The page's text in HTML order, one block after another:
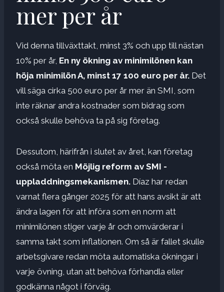
mer per år
Vid denna tillväxttakt, minst 3% och upp till nästan
10% per år, En ny ökning av minimilönen kan
höja minimilön A, minst 17 100 euro per år. Det
vill säga cirka 500 euro per år mer än SMI, som
inte räknar andra kostnader som bidrag som
också skulle behöva ta på sig företag.
Dessutom, härifrån i slutet av året, kan företag
också möta en Möjlig reform av SMI -
uppladdningsmekanismen. Díaz har redan
varnat flera gånger 2025 för att hans avsikt är att
ändra lagen för att införa som en norm att
minimilönen stiger varje år och omvärderar i
samma takt som inflationen. Om så är fallet skulle
arbetsgivare redan möta automatiska ökningar i
varje övning, utan att behöva förhandla eller
godkänna något i förväg.